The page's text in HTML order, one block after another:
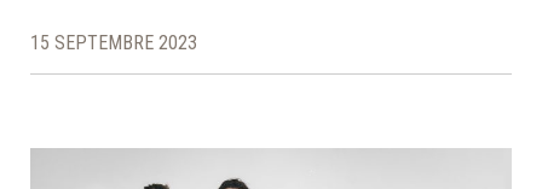
15 SEPTEMBRE 2023